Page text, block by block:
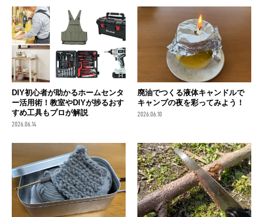
DIY初心者が助かるホームセンタ
ー活用術！教室やDIYが捗るおす
すめ工具もプロが解説
2026.06.14
廃油でつくる液体キャンドルで
キャンプの夜を彩ってみよう！
2026.06.10